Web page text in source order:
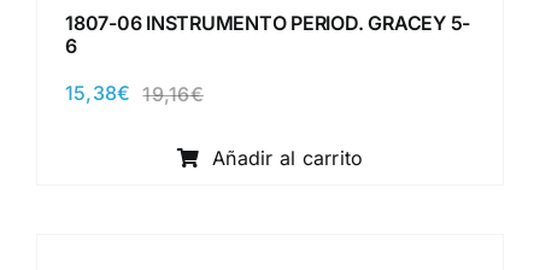
1807-06 INSTRUMENTO PERIOD. GRACEY 5-
6
19,16€El
original
era:
15,38€
El
actual
es:
Añadir al carrito